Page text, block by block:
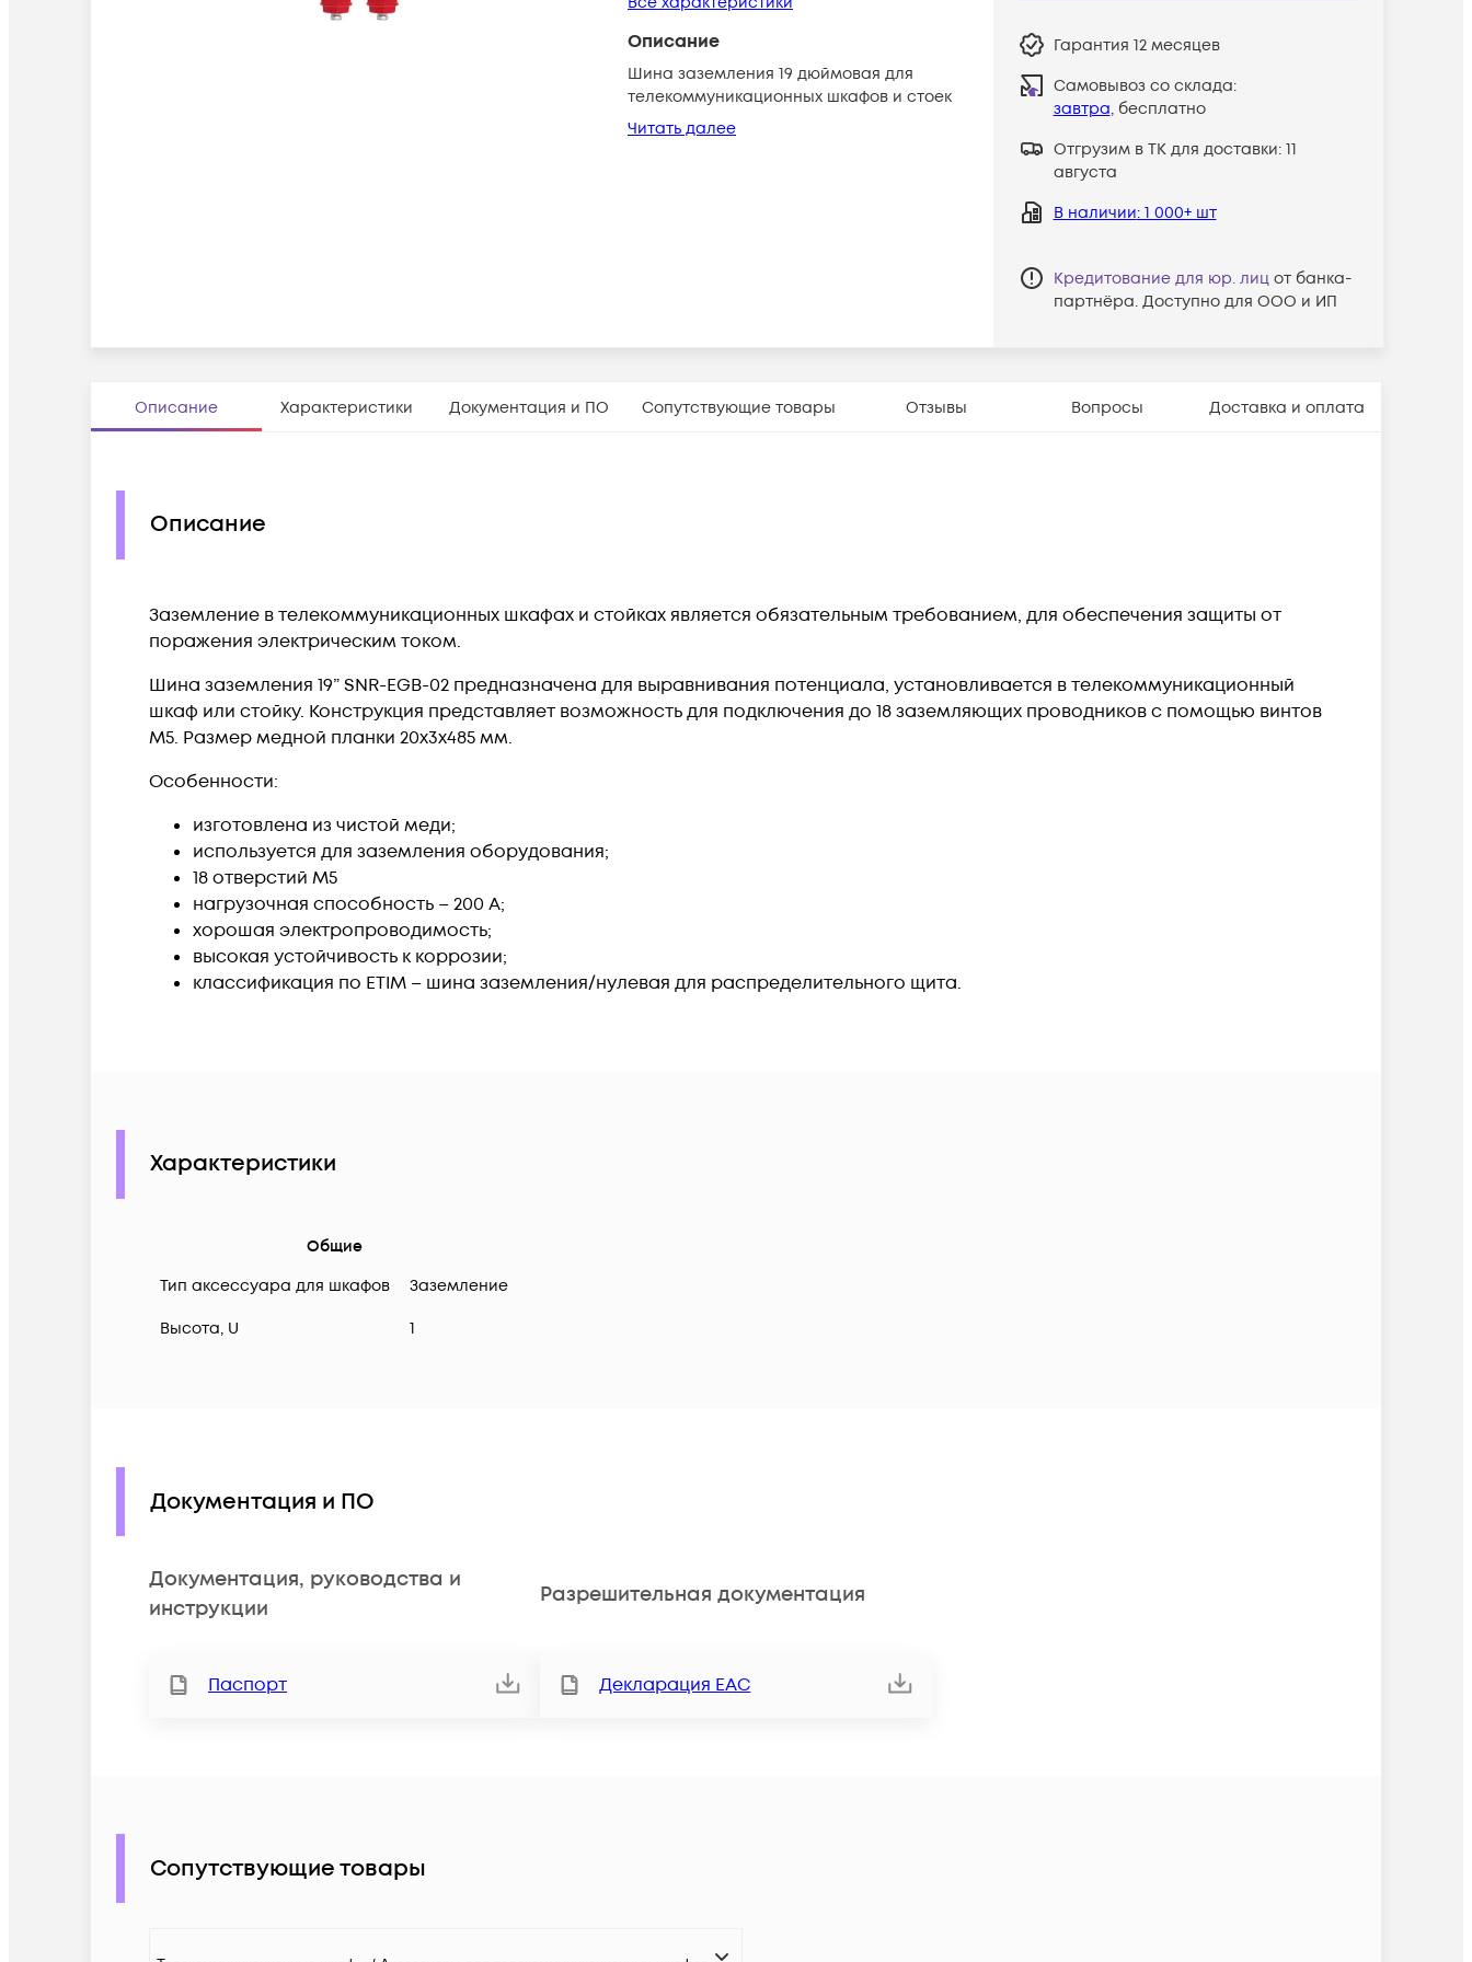
Описание
Шина заземления 19 дюймовая для
телекоммуникационных шкафов и стоек
Читать далее
Гарантия 12 месяцев
Самовывоз со склада:
завтра, бесплатно
Отгрузим в ТК для доставки: 11
августа
В наличии: 1 000+ шт
Кредитование для юр. лиц от банка-
партнёра. Доступно для ООО и ИП
Описание Характеристики Документация и ПО Сопутствующие товары Отзывы Вопросы Доставка и оплата
Описание
Заземление в телекоммуникационных шкафах и стойках является обязательным требованием, для обеспечения защиты от
поражения электрическим током.
Шина заземления 19” SNR-EGB-02 предназначена для выравнивания потенциала, установливается в телекоммуникационный
шкаф или стойку. Конструкция представляет возможность для подключения до 18 заземляющих проводников с помощью винтов
М5. Размер медной планки 20х3х485 мм.
Особенности:
изготовлена из чистой меди;
используется для заземления оборудования;
18 отверстий М5
нагрузочная способность – 200 А;
хорошая электропроводимость;
высокая устойчивость к коррозии;
классификация по ETIM – шина заземления/нулевая для распределительного щита.
Характеристики
Общие
Тип аксессуара для шкафов
Заземление
Высота, U 1
Документация и ПО
Документация, руководства и
инструкции
Паспорт
Разрешительная документация
Декларация ЕАС
Сопутствующие товары